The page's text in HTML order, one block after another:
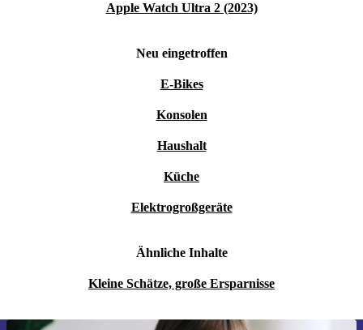
Apple Watch Ultra 2 (2023)
Neu eingetroffen
E-Bikes
Konsolen
Haushalt
Küche
Elektrogroßgeräte
Ähnliche Inhalte
Kleine Schätze, große Ersparnisse